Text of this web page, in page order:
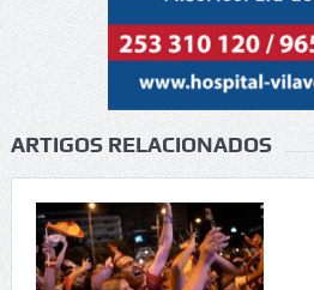
ARTIGOS RELACIONADOS